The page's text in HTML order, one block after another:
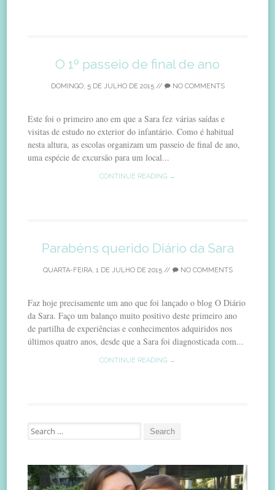
O 1º passeio de final de ano
DOMINGO, 5 DE JULHO DE 2015// NO COMMENTS
Este foi o primeiro ano em que a Sara fez várias saídas e
visitas de estudo no exterior do infantário. Como é habitual
nesta altura, as escolas organizam um passeio de final de ano,
uma espécie de excursão para um local...
CONTINUE READING →
Parabéns querido Diário da Sara
QUARTA-FEIRA, 1 DE JULHO DE 2015// NO COMMENTS
Faz hoje precisamente um ano que foi lançado o blog O Diário
da Sara. Faço um balanço muito positivo deste primeiro ano
de partilha de experiências e conhecimentos adquiridos nos
últimos quatro anos, desde que a Sara foi diagnosticada com...
CONTINUE READING →
Search
for: